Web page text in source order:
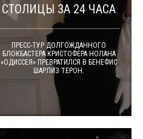
СТОЛИЦЫ ЗА 24 ЧАСА
ПРЕСС-ТУР ДОЛГОЖДАННОГО
БЛОКБАСТЕРА КРИСТОФЕРА НОЛАНА
«ОДИССЕЯ» ПРЕВРАТИЛСЯ В БЕНЕФИС
ШАРЛИЗ ТЕРОН.